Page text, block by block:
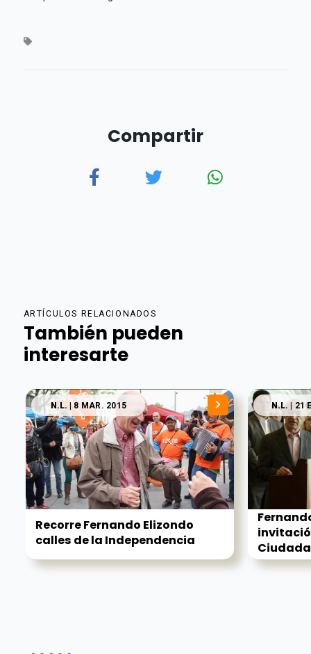
Compartir
ARTÍCULOS RELACIONADOS
También pueden
interesarte
N.L. | 8 MAR. 2015
Recorre Fernando Elizondo
calles de la Independencia
N.L. | 21